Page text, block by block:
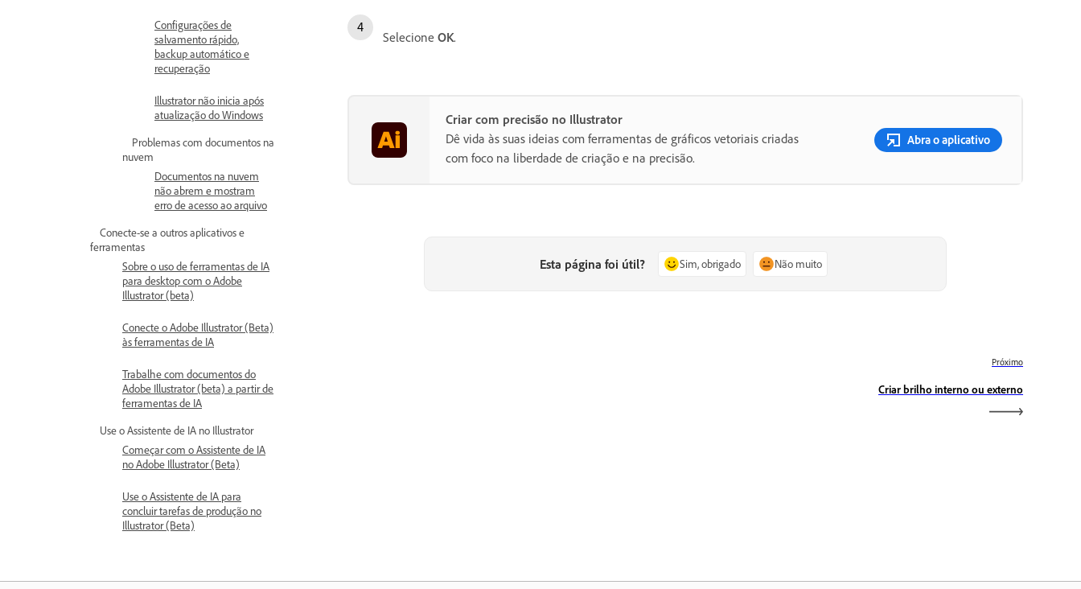
Configurações de
salvamento rápido,
backup automático e
recuperação
Illustrator não inicia após
atualização do Windows
Problemas com documentos na
nuvem
Documentos na nuvem
não abrem e mostram
erro de acesso ao arquivo
Conecte-se a outros aplicativos e
ferramentas
Sobre o uso de ferramentas de IA
para desktop com o Adobe
Illustrator (beta)
Conecte o Adobe Illustrator (Beta)
às ferramentas de IA
Trabalhe com documentos do
Adobe Illustrator (beta) a partir de
ferramentas de IA
Use o Assistente de IA no Illustrator
Começar com o Assistente de IA
no Adobe Illustrator (Beta)
Use o Assistente de IA para
concluir tarefas de produção no
Illustrator (Beta)
Selecione OK.
Criar com precisão no Illustrator
Dê vida às suas ideias com ferramentas de gráficos vetoriais criadas
com foco na liberdade de criação e na precisão.
Abra o aplicativo
Esta página foi útil? Sim, obrigado Não muito
Próximo
Criar brilho interno ou externo